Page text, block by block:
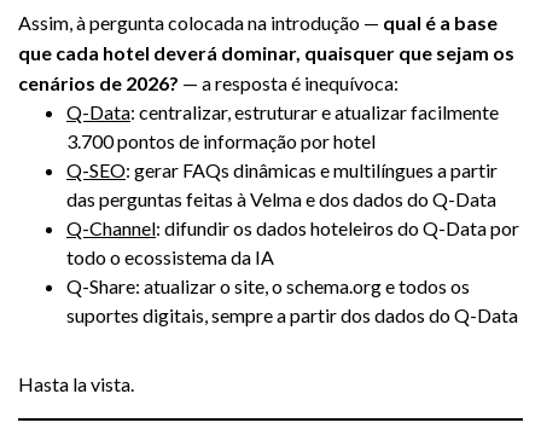
Assim, à pergunta colocada na introdução — qual é a base
que cada hotel deverá dominar, quaisquer que sejam os
cenários de 2026? — a resposta é inequívoca:
Q-Data: centralizar, estruturar e atualizar facilmente
3.700 pontos de informação por hotel
Q-SEO: gerar FAQs dinâmicas e multilíngues a partir
das perguntas feitas à Velma e dos dados do Q-Data
Q-Channel: difundir os dados hoteleiros do Q-Data por
todo o ecossistema da IA
Q-Share: atualizar o site, o schema.org e todos os
suportes digitais, sempre a partir dos dados do Q-Data
Hasta la vista.